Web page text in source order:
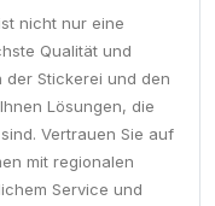
nicht nur eine
Qualität und
der Stickerei und den
Lösungen, die
Vertrauen Sie auf
mit regionalen
Service und